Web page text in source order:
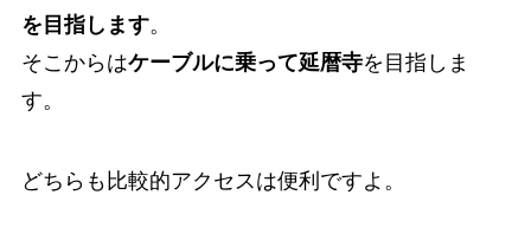
を目指します。
そこからはケーブルに乗って延暦寺を目指しま
す。
どちらも比較的アクセスは便利ですよ。